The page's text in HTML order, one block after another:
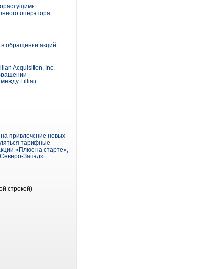
оператора
обращении акций
Acquisition, Inc.
между Lillian
привлечение новых
тарифные
«Плюс на старте»,
Запад»
строкой)